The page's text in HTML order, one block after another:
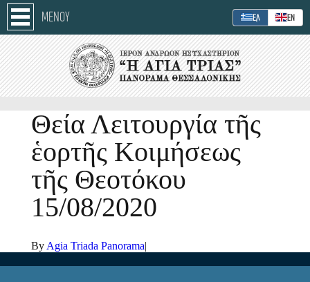
ΜΕΝΟΥ ΕΛ ΕΝ
Θεία Λειτουργία τῆς
ἑορτῆς Κοιμήσεως
τῆς Θεοτόκου
15/08/2020
By Agia Triada Panorama|